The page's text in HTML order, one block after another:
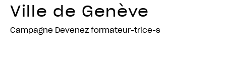
Ville de Genève
Campagne Devenez formateur-trice-s